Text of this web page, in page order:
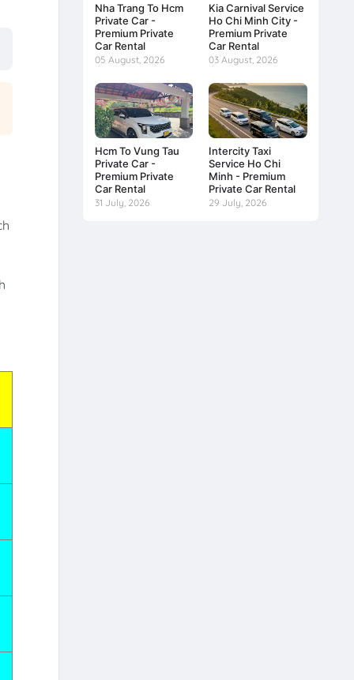
Nha Trang To Hcm
Private Car -
Premium Private
Car Rental
05 August, 2026
Kia Carnival Service
Ho Chi Minh City -
Premium Private
Car Rental
03 August, 2026
Hcm To Vung Tau
Private Car -
Premium Private
Car Rental
31 July, 2026
Intercity Taxi
Service Ho Chi
Minh - Premium
Private Car Rental
29 July, 2026